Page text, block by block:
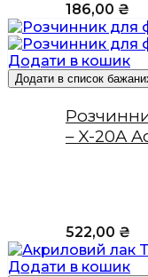
186,00 ₴
Додати в кошик
Додати в список
– X-20A
522,00 ₴
Додати в кошик